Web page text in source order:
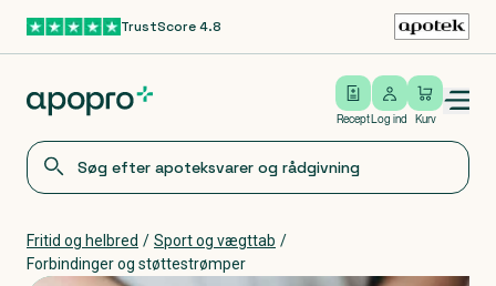
Gå til hovedindholdTrustScore 4.8
Recept
Log ind
Log ind Kurv
Open/close menu
Fritid og helbred / Sport og vægttab /
Forbindinger og støttestrømper